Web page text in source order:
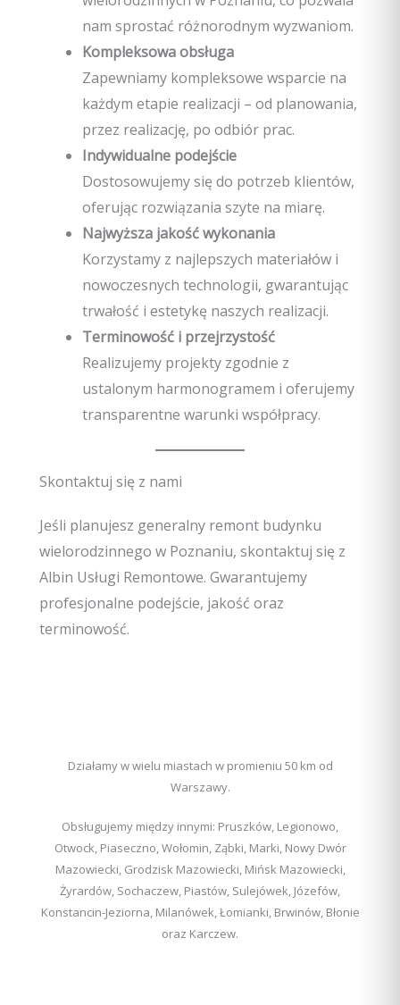
nam sprostać różnorodnym wyzwaniom.
Kompleksowa obsługa
Zapewniamy kompleksowe wsparcie na
każdym etapie realizacji – od planowania,
przez realizację, po odbiór prac.
Indywidualne podejście
Dostosowujemy się do potrzeb klientów,
oferując rozwiązania szyte na miarę.
Najwyższa jakość wykonania
Korzystamy z najlepszych materiałów i
nowoczesnych technologii, gwarantując
trwałość i estetykę naszych realizacji.
Terminowość i przejrzystość
Realizujemy projekty zgodnie z
ustalonym harmonogramem i oferujemy
transparentne warunki współpracy.
Skontaktuj się z nami
Jeśli planujesz generalny remont budynku
wielorodzinnego w Poznaniu, skontaktuj się z
Albin Usługi Remontowe. Gwarantujemy
profesjonalne podejście, jakość oraz
terminowość.
Działamy w wielu miastach w promieniu 50 km od
Warszawy.
Obsługujemy między innymi: Pruszków, Legionowo,
Otwock, Piaseczno, Wołomin, Ząbki, Marki, Nowy Dwór
Mazowiecki, Grodzisk Mazowiecki, Mińsk Mazowiecki,
Żyrardów, Sochaczew, Piastów, Sulejówek, Józefów,
Konstancin-Jeziorna, Milanówek, Łomianki, Brwinów, Błonie
oraz Karczew.